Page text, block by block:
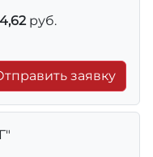
руб.
заявку